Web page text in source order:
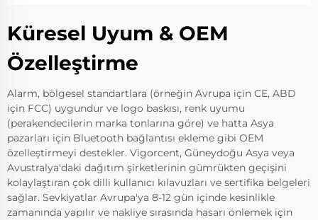
Küresel Uyum & OEM
Özelleştirme
Alarm, bölgesel standartlara (örneğin Avrupa için CE, ABD
için FCC) uygundur ve logo baskısı, renk uyumu
(perakendecilerin marka tonlarına göre) ve hatta Asya
pazarları için Bluetooth bağlantısı ekleme gibi OEM
özelleştirmeyi destekler. Vigorcent, Güneydoğu Asya veya
Avustralya'daki dağıtım şirketlerinin gümrükten geçişini
kolaylaştıran çok dilli kullanıcı kılavuzları ve sertifika belgeleri
sağlar. Sevkiyatlar Avrupa'ya 8-12 gün içinde kesinlikle
zamanında yapılır ve nakliye sırasında hasarı önlemek için